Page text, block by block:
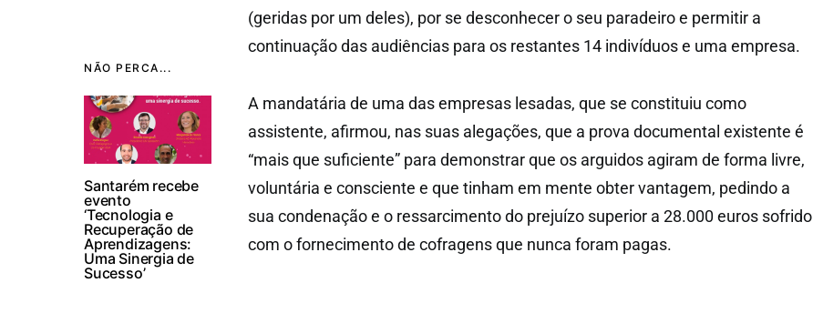
NÃO PERCA...
Santarém recebe
evento
‘Tecnologia e
Recuperação de
Aprendizagens:
Uma Sinergia de
Sucesso’
(geridas por um deles), por se desconhecer o seu paradeiro e permitir a
continuação das audiências para os restantes 14 indivíduos e uma empresa.
A mandatária de uma das empresas lesadas, que se constituiu como
assistente, afirmou, nas suas alegações, que a prova documental existente é
“mais que suficiente” para demonstrar que os arguidos agiram de forma livre,
voluntária e consciente e que tinham em mente obter vantagem, pedindo a
sua condenação e o ressarcimento do prejuízo superior a 28.000 euros sofrido
com o fornecimento de cofragens que nunca foram pagas.